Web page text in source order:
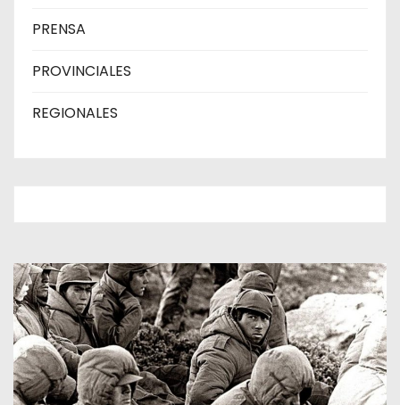
PRENSA
PROVINCIALES
REGIONALES